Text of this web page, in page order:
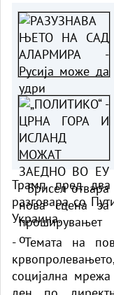
Трамп пред
разговара со
Украина.
- Темата на
социјална